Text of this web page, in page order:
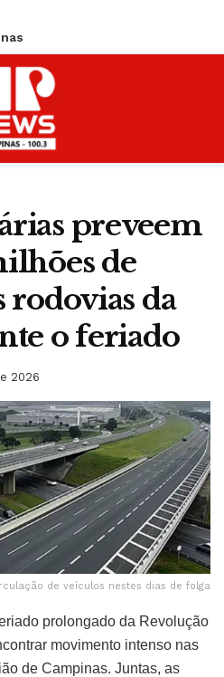
preveem
de
rodovias da
o feriado
2026
de veículos nestes dias de folga
prolongado da Revolução
movimento intenso nas
de Campinas. Juntas, as